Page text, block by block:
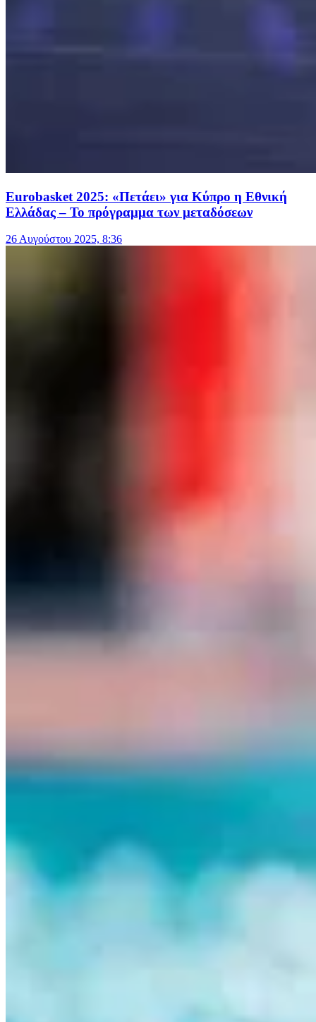
Eurobasket 2025: «Πετάει» για Κύπρο η Εθνική
Ελλάδας – Το πρόγραμμα των μεταδόσεων
26 Αυγούστου 2025, 8:36